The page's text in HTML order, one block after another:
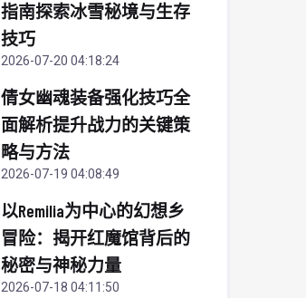
指南探索冰雪秘境与生存
技巧
2026-07-20 04:18:24
倩女幽魂装备强化技巧全
面解析提升战力的关键策
略与方法
2026-07-19 04:08:49
以Remilia为中心的幻想乡
冒险：揭开红魔馆背后的
秘密与神秘力量
2026-07-18 04:11:50